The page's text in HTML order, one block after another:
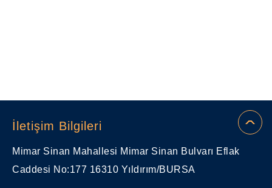
İletişim Bilgileri
Mimar Sinan Mahallesi Mimar Sinan Bulvarı Eflak
Caddesi No:177 16310 Yıldırım/BURSA